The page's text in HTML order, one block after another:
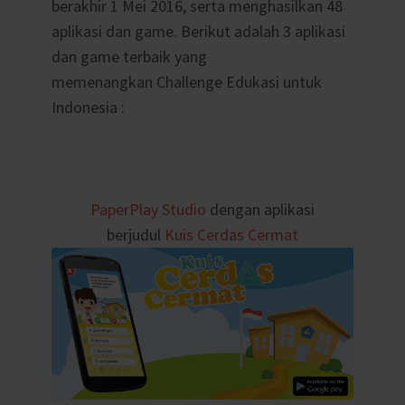
berakhir 1 Mei 2016, serta menghasilkan 48
aplikasi dan game. Berikut adalah 3 aplikasi
dan game terbaik yang
memenangkan Challenge Edukasi untuk
Indonesia :
PaperPlay Studio dengan aplikasi
berjudul Kuis Cerdas Cermat